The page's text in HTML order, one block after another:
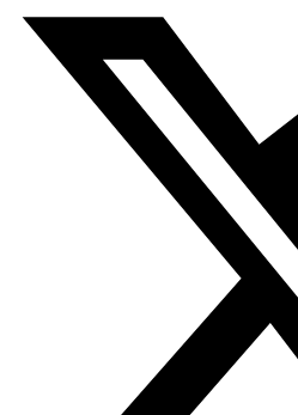
o servicios que ofrece.
Estas cookies no requieren
Cookies de análisis
Permiten cuantificar el número
mediciones y análisis
utilización que hacen los
La información recopilada se
de mejorar los contenidos y
Cookies de terceros